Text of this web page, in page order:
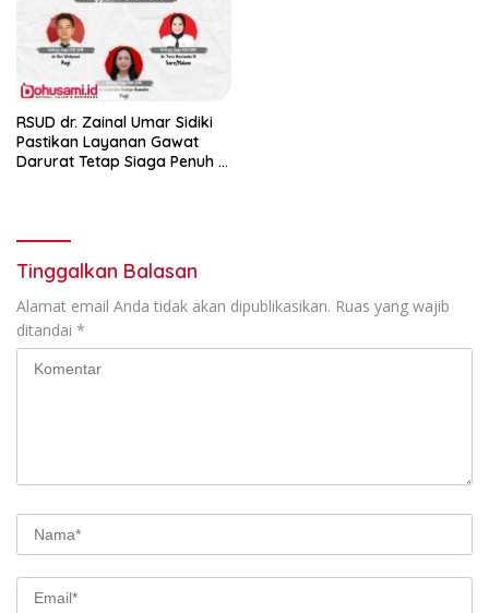
RSUD dr. Zainal Umar Sidiki
Pastikan Layanan Gawat
Darurat Tetap Siaga Penuh di
Tinggalkan Balasan
Alamat email Anda tidak akan dipublikasikan. Ruas yang wajib
ditandai *